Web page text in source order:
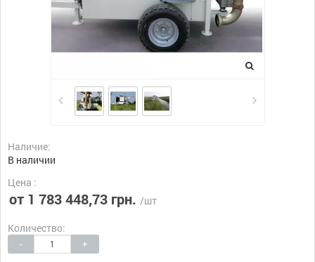
Наличие:
В наличии
Цена :
от 1 783 448,73 грн. /шт
Количество:
- +